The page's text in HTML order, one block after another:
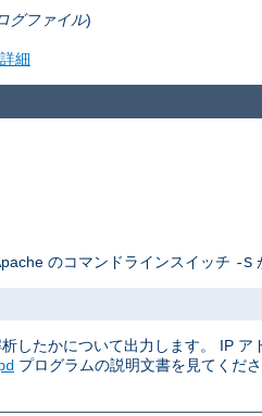
グファイル)
細
のコマンドラインスイッチ -S
したかについて出力します。 IP
プログラムの説明文書を見てくだ